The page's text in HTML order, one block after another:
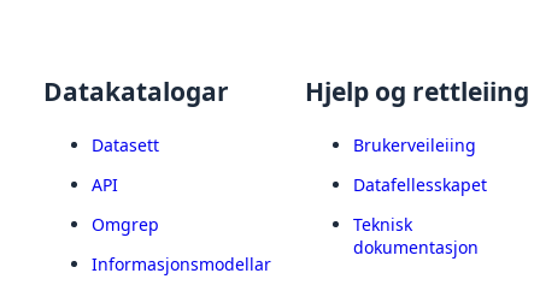
Datakatalogar
Datasett
API
Omgrep
Informasjonsmodellar
Hjelp og rettleiing
Brukerveileiing
Datafellesskapet
Teknisk
dokumentasjon